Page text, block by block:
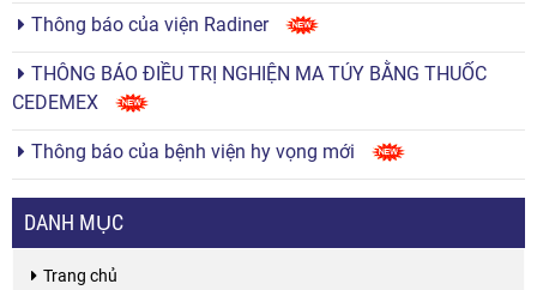
Thông báo của viện Radiner
THÔNG BÁO ĐIỀU TRỊ NGHIỆN MA TÚY BẰNG THUỐC
CEDEMEX
Thông báo của bệnh viện hy vọng mới
DANH MỤC
Trang chủ